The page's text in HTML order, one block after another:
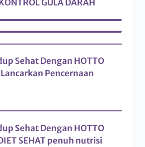
GULA DARAH
Sehat Dengan HOTTO
Pencernaan
Sehat Dengan HOTTO
SEHAT penuh nutrisi